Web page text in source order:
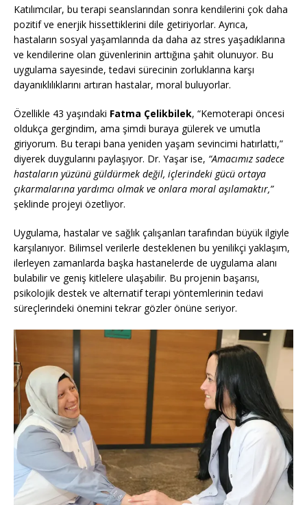
Katılımcılar, bu terapi seanslarından sonra kendilerini çok daha
pozitif ve enerjik hissettiklerini dile getiriyorlar. Ayrıca,
hastaların sosyal yaşamlarında da daha az stres yaşadıklarına
ve kendilerine olan güvenlerinin arttığına şahit olunuyor. Bu
uygulama sayesinde, tedavi sürecinin zorluklarına karşı
dayanıklılıklarını artıran hastalar, moral buluyorlar.
Özellikle 43 yaşındaki Fatma Çelikbilek, “Kemoterapi öncesi
oldukça gergindim, ama şimdi buraya gülerek ve umutla
giriyorum. Bu terapi bana yeniden yaşam sevincimi hatırlattı,”
diyerek duygularını paylaşıyor. Dr. Yaşar ise, “Amacımız sadece
hastaların yüzünü güldürmek değil, içlerindeki gücü ortaya
çıkarmalarına yardımcı olmak ve onlara moral aşılamaktır,”
şeklinde projeyi özetliyor.
Uygulama, hastalar ve sağlık çalışanları tarafından büyük ilgiyle
karşılanıyor. Bilimsel verilerle desteklenen bu yenilikçi yaklaşım,
ilerleyen zamanlarda başka hastanelerde de uygulama alanı
bulabilir ve geniş kitlelere ulaşabilir. Bu projenin başarısı,
psikolojik destek ve alternatif terapi yöntemlerinin tedavi
süreçlerindeki önemini tekrar gözler önüne seriyor.